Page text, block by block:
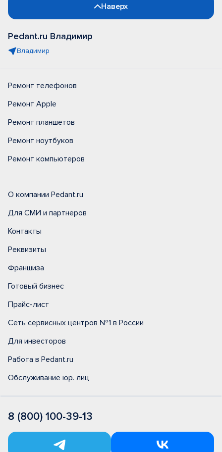
Наверх
Pedant.ru Владимир
Владимир
Ремонт телефонов
Ремонт Apple
Ремонт планшетов
Ремонт ноутбуков
Ремонт компьютеров
О компании Pedant.ru
Для СМИ и партнеров
Контакты
Реквизиты
Франшиза
Готовый бизнес
Прайс-лист
Сеть сервисных центров №1 в России
Для инвесторов
Работа в Pedant.ru
Обслуживание юр. лиц
8 (800) 100-39-13